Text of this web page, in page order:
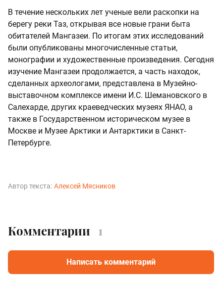
В течение нескольких лет ученые вели раскопки на
берегу реки Таз, открывая все новые грани быта
обитателей Мангазеи. По итогам этих исследований
были опубликованы многочисленные статьи,
монографии и художественные произведения. Сегодня
изучение Мангазеи продолжается, а часть находок,
сделанных археологами, представлена в Музейно-
выставочном комплексе имени И.С. Шемановского в
Салехарде, других краеведческих музеях ЯНАО, а
также в Государственном историческом музее в
Москве и Музее Арктики и Антарктики в Санкт-
Петербурге.
Автор текста: Алексей Мясников
Комментарии 1
Написать комментарий